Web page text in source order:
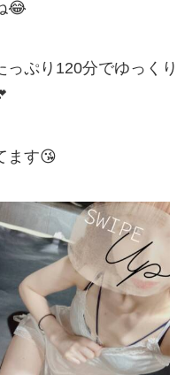
😂
っぷり120分でゆっく
ます😘